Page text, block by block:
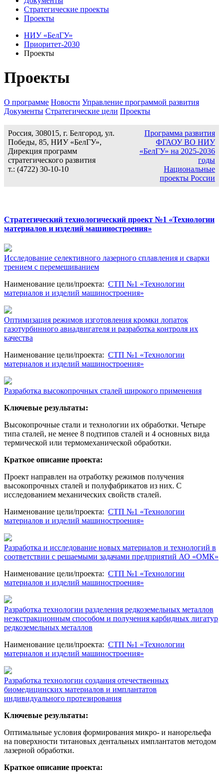
Стратегические проекты
Проекты
НИУ «БелГУ»
Приоритет-2030
Проекты
Проекты
О программе Новости Управление программой развития
Документы Стратегические цели Проекты
Россия, 308015, г. Белгород, ул.
Победы, 85, НИУ «БелГУ»,
Дирекция программ
стратегического развития
т.: (4722) 30-10-10
Программа развития
ФГАОУ ВО НИУ
«БелГУ» на 2025-2036
годы
Национальные
проекты России
Стратегический технологический проект №1 «Технологии
материалов и изделий машиностроения»
Исследование селективного лазерного сплавления и сварки
трением с перемешиванием
Наименование цели/проекта: СТП №1 «Технологии
материалов и изделий машиностроения»
Оптимизация режимов изготовления кромки лопаток
газотурбинного авиадвигателя и разработка контроля их
качества
Наименование цели/проекта: СТП №1 «Технологии
материалов и изделий машиностроения»
Разработка высокопрочных сталей широкого применения
Ключевые результаты:
Высокопрочные стали и технологии их обработки. Четыре
типа сталей, не менее 8 подтипов сталей и 4 основных вида
термической или термомеханической обработки.
Краткое описание проекта:
Проект направлен на отработку режимов получения
высокопрочных сталей и полуфабрикатов из них. С
исследованием механических свойств сталей.
Наименование цели/проекта: СТП №1 «Технологии
материалов и изделий машиностроения»
Разработка и исследование новых материалов и технологий в
соответствии с решаемыми задачами предприятий АО «ОМК»
Наименование цели/проекта: СТП №1 «Технологии
материалов и изделий машиностроения»
Разработка технологии разделения редкоземельных металлов
неэкстракционным способом и получения карбидных лигатур
редкоземельных металлов
Наименование цели/проекта: СТП №1 «Технологии
материалов и изделий машиностроения»
Разработка технологии создания отечественных
биомедицинских материалов и имплантатов
индивидуального протезирования
Ключевые результаты:
Оптимальные условия формирования микро- и нанорельефа
на поверхности титановых дентальных имплантатов методом
лазерной обработки.
Краткое описание проекта: